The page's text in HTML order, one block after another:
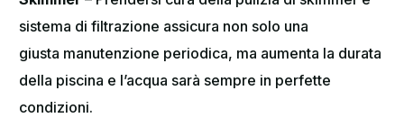
sistema di filtrazione assicura non solo una
giusta manutenzione periodica, ma aumenta la durata
della piscina e l’acqua sarà sempre in perfette
condizioni.